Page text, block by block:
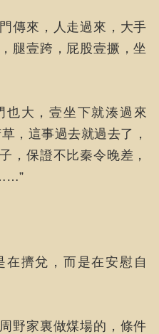
傳來，人走過來，大手
腿壹跨，屁股壹撅，坐
也大，壹坐下就湊過來
，這事過去就過去了，
，保證不比秦令晚差，
擠兌，而是在安慰自
野家裏做煤場的，條件